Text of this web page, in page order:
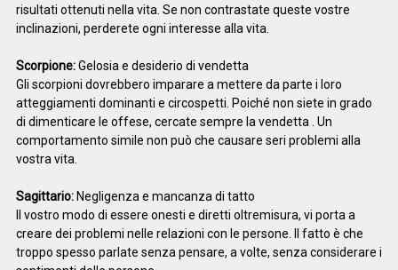
risultati ottenuti nella vita. Se non contrastate queste vostre
inclinazioni, perderete ogni interesse alla vita.
Scorpione:Gelosia e desiderio di vendetta
Gli scorpioni dovrebbero imparare a mettere da parte i loro
atteggiamenti dominanti e circospetti. Poiché non siete in grado
di dimenticare le offese, cercate sempre la vendetta . Un
comportamento simile non può che causare seri problemi alla
vostra vita.
Sagittario:Negligenza e mancanza di tatto
Il vostro modo di essere onesti e diretti oltremisura, vi porta a
creare dei problemi nelle relazioni con le persone. Il fatto è che
troppo spesso parlate senza pensare, a volte, senza considerare i